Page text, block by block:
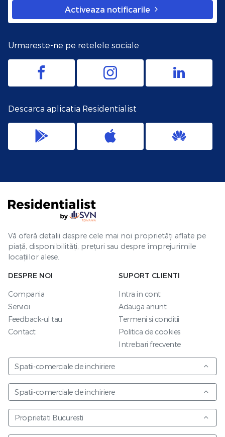
Activeaza notificarile
Urmareste-ne pe retelele sociale
Descarca aplicatia Residentialist
Vă oferă detalii despre cele mai noi proprietăți aflate pe
piață, disponibilități, prețuri sau despre împrejurimile
locațiilor alese.
DESPRE NOI
Compania
Servicii
Feedback-ul tau
Contact
SUPORT CLIENTI
Intra in cont
Adauga anunt
Termeni si conditii
Politica de cookies
Intrebari frecvente
Spatii-comerciale de inchiriere
Spatii-comerciale de inchiriere
Proprietati Bucuresti